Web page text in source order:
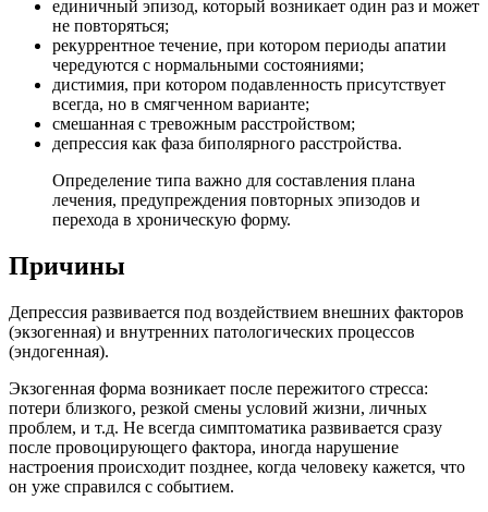
единичный эпизод, который возникает один раз и может
не повторяться;
рекуррентное течение, при котором периоды апатии
чередуются с нормальными состояниями;
дистимия, при котором подавленность присутствует
всегда, но в смягченном варианте;
смешанная с тревожным расстройством;
депрессия как фаза биполярного расстройства.
Определение типа важно для составления плана
лечения, предупреждения повторных эпизодов и
перехода в хроническую форму.
Причины
Депрессия развивается под воздействием внешних факторов
(экзогенная) и внутренних патологических процессов
(эндогенная).
Экзогенная форма возникает после пережитого стресса:
потери близкого, резкой смены условий жизни, личных
проблем, и т.д. Не всегда симптоматика развивается сразу
после провоцирующего фактора, иногда нарушение
настроения происходит позднее, когда человеку кажется, что
он уже справился с событием.